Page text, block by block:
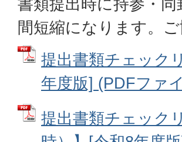
書類提出時に持参・
間短縮になります。
提出書類チェック
年度版] (PDFファ
提出書類チェック